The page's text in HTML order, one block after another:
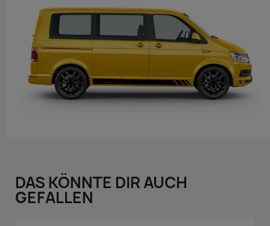
DAS KÖNNTE DIR AUCH
GEFALLEN